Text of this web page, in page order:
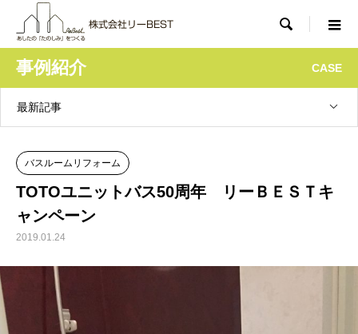

事例紹介 CASE
最新記事
バスルームリフォーム
TOTOユニットバス50周年 リーＢＥＳＴキ
ャンペーン
2019.01.24